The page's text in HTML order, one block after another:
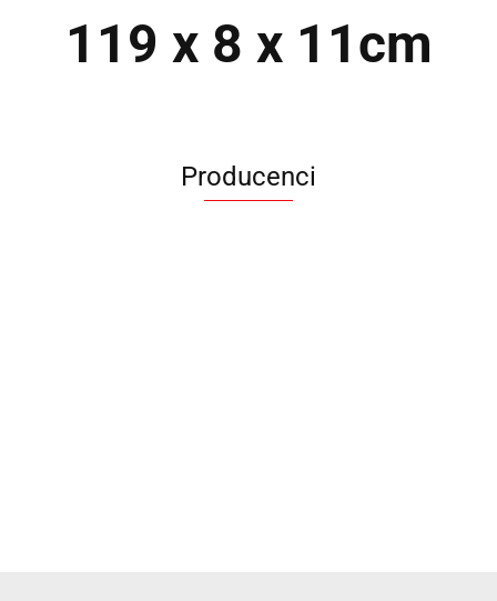
119 x 8 x 11cm
Producenci